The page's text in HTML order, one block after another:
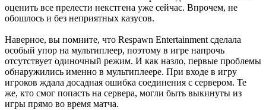
оценить все прелести некстгена уже сейчас. Впрочем, не
обошлось и без неприятных казусов.
Наверное, вы помните, что Respawn Entertainment сделала
особый упор на мультиплеер, поэтому в игре напрочь
отсутствует одиночный режим. И как назло, первые проблемы
обнаружились именно в мультиплеере. При входе в игру
игроков ждала досадная ошибка соединения с сервером. Те
же, кто смог попасть на сервера, могли быть выкинуты из
игры прямо во время матча.